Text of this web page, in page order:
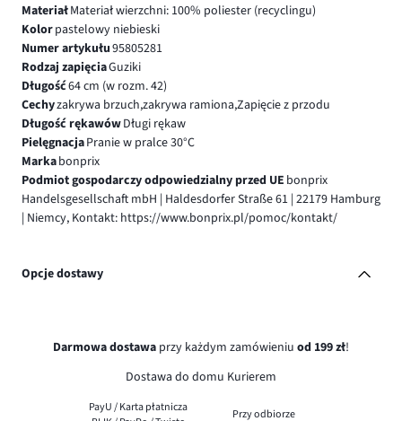
MateriałMateriał wierzchni: 100% poliester (recyclingu)
Kolorpastelowy niebieski
Numer artykułu95805281
Rodzaj zapięciaGuziki
Długość64 cm (w rozm. 42)
Cechyzakrywa brzuch,zakrywa ramiona,Zapięcie z przodu
Długość rękawówDługi rękaw
PielęgnacjaPranie w pralce 30°C
Markabonprix
Podmiot gospodarczy odpowiedzialny przed UE bonprix
Handelsgesellschaft mbH | Haldesdorfer Straße 61 | 22179 Hamburg
| Niemcy, Kontakt: https://www.bonprix.pl/pomoc/kontakt/
Opcje dostawy
Darmowa dostawa przy każdym zamówieniu od 199 zł!
Dostawa do domu Kurierem
PayU / Karta płatnicza
Przy odbiorze